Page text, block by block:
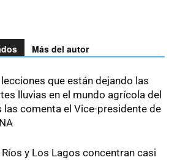
Más del autor
que están dejando las
lluvias en el mundo agrícola del
las comenta el Vice-presidente de
y Los Lagos concentran casi